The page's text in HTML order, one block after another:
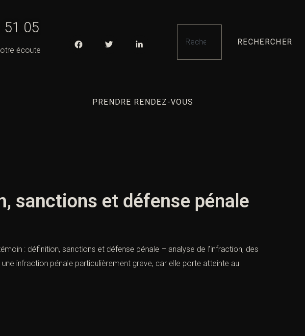
51 05
écoute
RECHERCHER
PRENDRE RENDEZ-VOUS
sanctions et défense pénale
: définition, sanctions et défense pénale – analyse de l’infraction, des
infraction pénale particulièrement grave, car elle porte atteinte au